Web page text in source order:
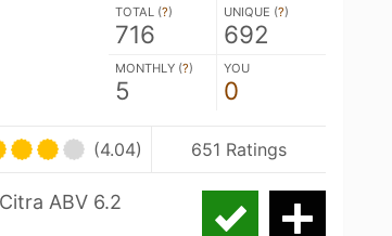
TOTAL (?)
716
UNIQUE (?)
692
MONTHLY (?)
5
YOU
0
(4.04) 651 Ratings
ABV 6.2